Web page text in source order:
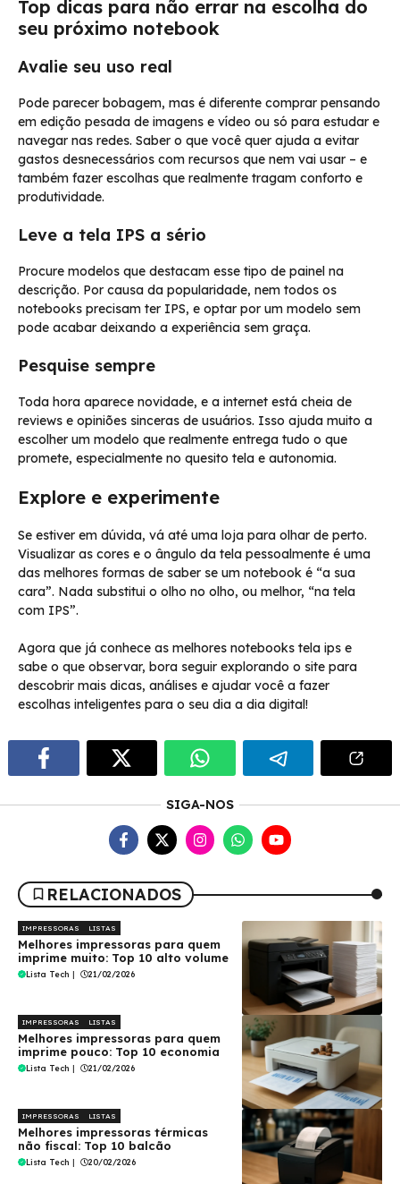
Top dicas para não errar na escolha do
seu próximo notebook
Avalie seu uso real
Pode parecer bobagem, mas é diferente comprar pensando
em edição pesada de imagens e vídeo ou só para estudar e
navegar nas redes. Saber o que você quer ajuda a evitar
gastos desnecessários com recursos que nem vai usar – e
também fazer escolhas que realmente tragam conforto e
produtividade.
Leve a tela IPS a sério
Procure modelos que destacam esse tipo de painel na
descrição. Por causa da popularidade, nem todos os
notebooks precisam ter IPS, e optar por um modelo sem
pode acabar deixando a experiência sem graça.
Pesquise sempre
Toda hora aparece novidade, e a internet está cheia de
reviews e opiniões sinceras de usuários. Isso ajuda muito a
escolher um modelo que realmente entrega tudo o que
promete, especialmente no quesito tela e autonomia.
Explore e experimente
Se estiver em dúvida, vá até uma loja para olhar de perto.
Visualizar as cores e o ângulo da tela pessoalmente é uma
das melhores formas de saber se um notebook é “a sua
cara”. Nada substitui o olho no olho, ou melhor, “na tela
com IPS”.
Agora que já conhece as melhores notebooks tela ips e
sabe o que observar, bora seguir explorando o site para
descobrir mais dicas, análises e ajudar você a fazer
escolhas inteligentes para o seu dia a dia digital!
SIGA-NOS
RELACIONADOS
IMPRESSORAS LISTAS
Melhores impressoras para quem
imprime muito: Top 10 alto volume
Lista Tech | 21/02/2026
IMPRESSORAS LISTAS
Melhores impressoras para quem
imprime pouco: Top 10 economia
Lista Tech | 21/02/2026
IMPRESSORAS LISTAS
Melhores impressoras térmicas
não fiscal: Top 10 balcão
Lista Tech | 20/02/2026